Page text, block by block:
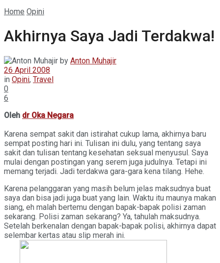
Home Opini
Akhirnya Saya Jadi Terdakwa!
by Anton Muhajir
26 April 2008
in Opini, Travel
0
6
Oleh dr Oka Negara
Karena sempat sakit dan istirahat cukup lama, akhirnya baru
sempat posting hari ini. Tulisan ini dulu, yang tentang saya
sakit dan tulisan tentang kesehatan seksual menyusul. Saya
mulai dengan postingan yang serem juga judulnya. Tetapi ini
memang terjadi. Jadi terdakwa gara-gara kena tilang. Hehe.
Karena pelanggaran yang masih belum jelas maksudnya buat
saya dan bisa jadi juga buat yang lain. Waktu itu maunya makan
siang, eh malah bertemu dengan bapak-bapak polisi zaman
sekarang. Polisi zaman sekarang? Ya, tahulah maksudnya.
Setelah berkenalan dengan bapak-bapak polisi, akhirnya dapat
selembar kertas atau slip merah ini.